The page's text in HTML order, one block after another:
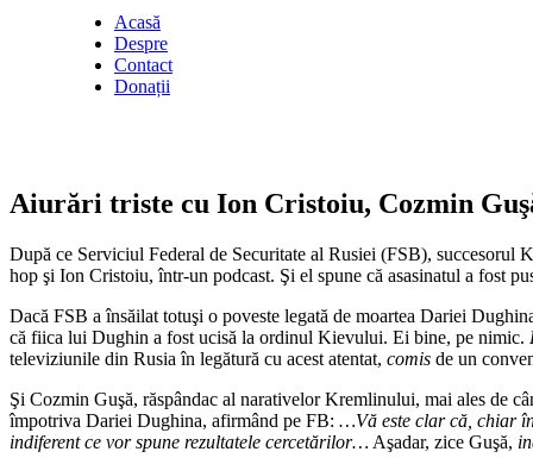
Acasă
Despre
Contact
Donații
Aiurări triste cu Ion Cristoiu, Cozmin
După ce Serviciul Federal de Securitate al Rusiei (FSB),
hop şi Ion Cristoiu, într-un podcast. Şi el spune că asasinatul a fost
Dacă FSB a însăilat totuşi o poveste legată de moartea Dariei
că fiica lui Dughin a fost ucisă la ordinul Kievului. Ei bine, pe nimic.
televiziunile din Rusia în legătură cu acest atentat, comis de un
Şi Cozmin Guşă, răspândac al narativelor Kremlinului, mai ales de
împotriva Dariei Dughina, afirmând pe FB: …Vă este clar că, chiar
indiferent ce vor spune rezultatele cercetărilor… Aşadar, zice Guşă,